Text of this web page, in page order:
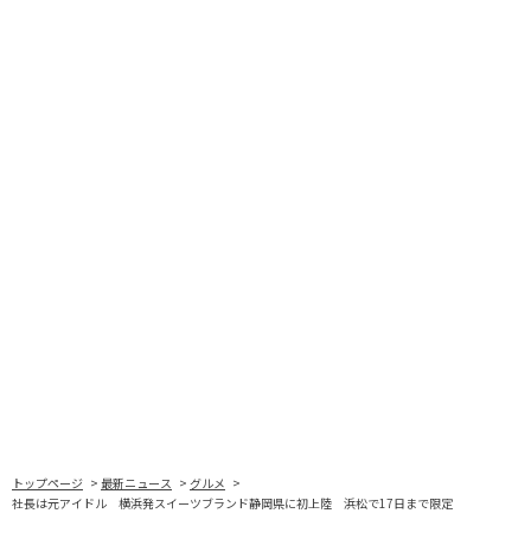
トップページ 最新ニュース
グルメ
社長は元アイドル 横浜発スイーツブランド静岡県に初上陸 浜松で17日まで限定